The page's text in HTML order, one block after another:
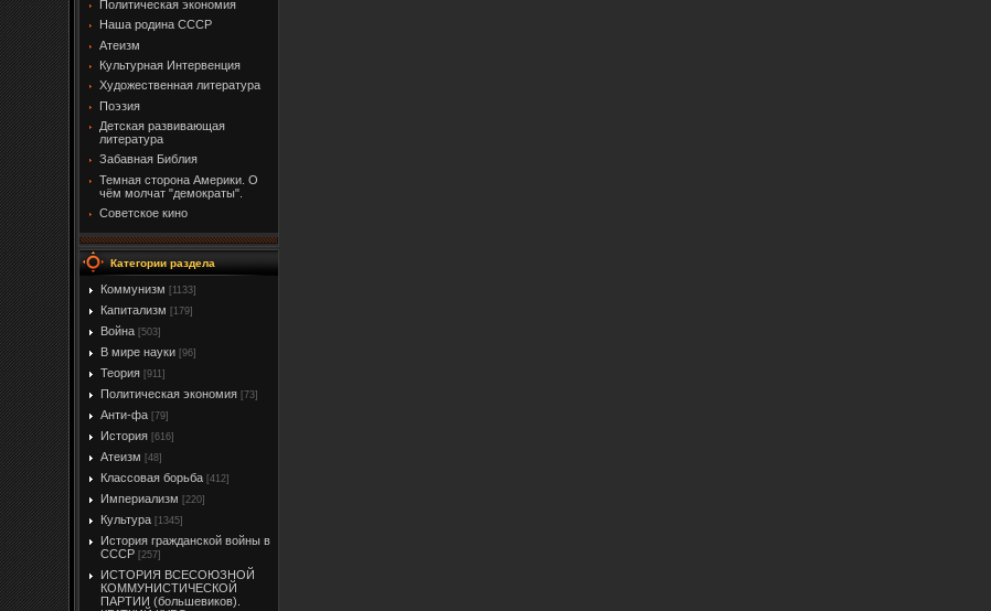
Политическая экономия
Наша родина СССР
Атеизм
Культурная Интервенция
Художественная литература
Поэзия
Детская развивающая
литература
Забавная Библия
Темная сторона Америки. О
чём молчат "демократы".
Советское кино
Категории раздела
Коммунизм [1133]
Капитализм [179]
Война [503]
В мире науки [96]
Теория [911]
Политическая экономия [73]
Анти-фа [79]
История [616]
Атеизм [48]
Классовая борьба [412]
Империализм [220]
Культура [1345]
История гражданской войны в
СССР [257]
ИСТОРИЯ ВСЕСОЮЗНОЙ
КОММУНИСТИЧЕСКОЙ
ПАРТИИ (большевиков).